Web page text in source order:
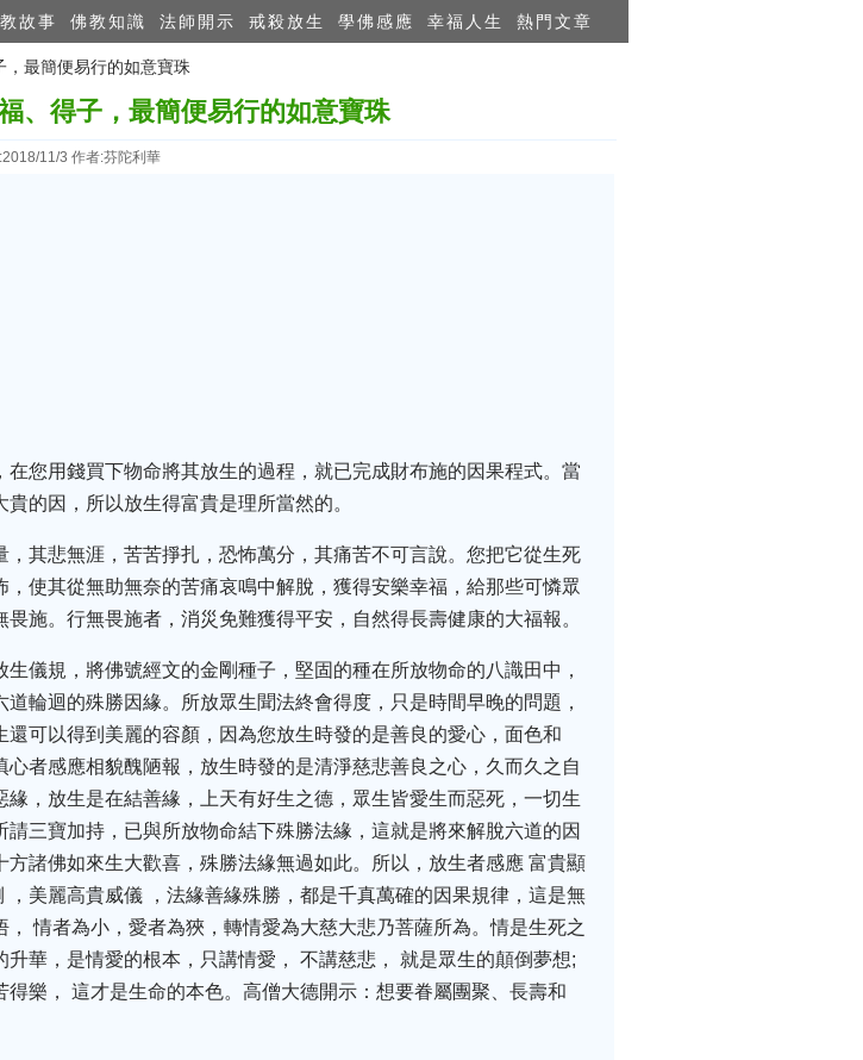
故事 佛教知識 法師開示 戒殺放生 學佛感應 幸福人生 熱門文章
最簡便易行的如意寶珠
、得子，最簡便易行的如意寶珠
11/3 作者:芬陀利華
您用錢買下物命將其放生的過程，就已完成財布施的因果程式。當
的因，所以放生得富貴是理所當然的。
其悲無涯，苦苦掙扎，恐怖萬分，其痛苦不可言說。您把它從生死
使其從無助無奈的苦痛哀鳴中解脫，獲得安樂幸福，給那些可憐眾
施。行無畏施者，消災免難獲得平安，自然得長壽健康的大福報。
儀規，將佛號經文的金剛種子，堅固的種在所放物命的八識田中，
輪迴的殊勝因緣。所放眾生聞法終會得度，只是時間早晚的問題，
可以得到美麗的容顏，因為您放生時發的是善良的愛心，面色和
者感應相貌醜陋報，放生時發的是清淨慈悲善良之心，久而久之自
，放生是在結善緣，上天有好生之德，眾生皆愛生而惡死，一切生
三寶加持，已與所放物命結下殊勝法緣，這就是將來解脫六道的因
諸佛如來生大歡喜，殊勝法緣無過如此。所以，放生者感應 富貴顯
美麗高貴威儀 ，法緣善緣殊勝，都是千真萬確的因果規律，這是無
情者為小，愛者為狹，轉情愛為大慈大悲乃菩薩所為。情是生死之
華，是情愛的根本，只講情愛， 不講慈悲， 就是眾生的顛倒夢想;
樂， 這才是生命的本色。高僧大德開示：想要眷屬團聚、長壽和